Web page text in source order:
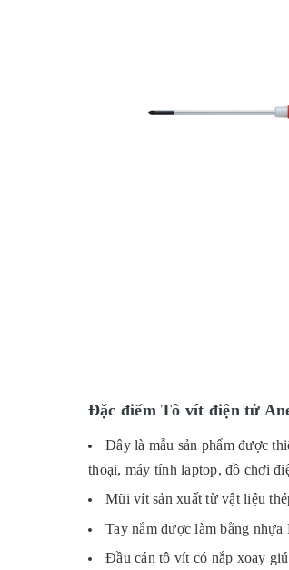
Đặc điểm Tô vít điện tử
Đây là mẫu sản phẩm được
thoại, máy tính laptop, đồ chơi
Mũi vít sản xuất từ vật liệu
Tay nắm được làm bằng nhựa
Đầu cán tô vít có nắp xoay